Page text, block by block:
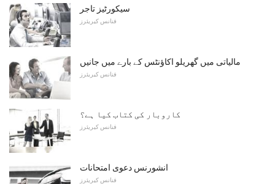
سیکورٹیز تاجر
فنانس کیریئرز
مالیاتی میں گھریلو اکاؤنٹس کے بارے میں جانیں
فنانس کیریئرز
کاروبار کی کتاب کیا ہے؟
فنانس کیریئرز
انشورنس دعوی امتحانات
فنانس کیریئرز